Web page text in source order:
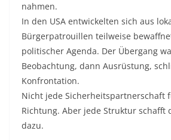
nahmen.
In den USA entwickelten sich aus
Bürgerpatrouillen teilweise
politischer Agenda. Der Übergang
Beobachtung, dann Ausrüstung,
Konfrontation.
Nicht jede Sicherheitspartnerschaft
Richtung. Aber jede Struktur schafft
dazu.